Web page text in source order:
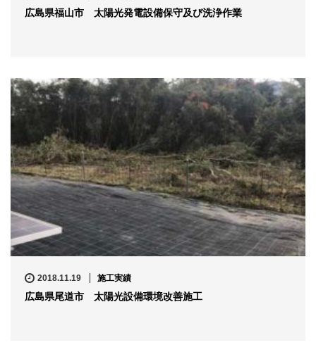
広島県福山市 太陽光発電設備保守及び洗浄作業
2018.11.19 施工実績
広島県尾道市 太陽光設備環境改善施工